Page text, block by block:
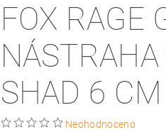
FOX RAGE
SHAD 6 CM
Neohodnoceno